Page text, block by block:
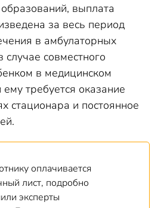
выплата
за весь период
в амбулаторных
совместного
в медицинском
требуется оказание
стационара и постоянное
оплачивается
лист, подробно
эксперты